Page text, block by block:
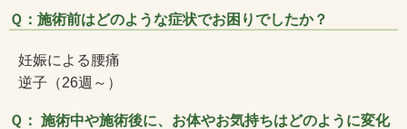
Ｑ：施術前はどのような症状でお困りでしたか？
妊娠による腰痛
逆子（26週～）
Ｑ： 施術中や施術後に、お体やお気持ちはどのように変化